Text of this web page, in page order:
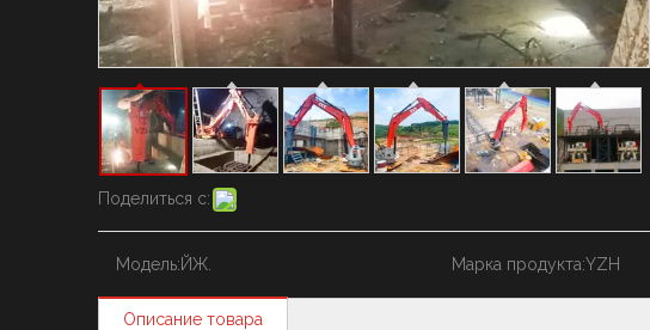
Поделиться с:
Модель:ЙЖ. Марка продукта:YZH
Описание товара